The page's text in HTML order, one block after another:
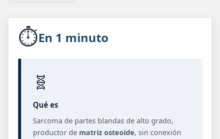
⏱️En 1 minuto
🧬
Qué es
Sarcoma de partes blandas de alto grado,
productor de matriz osteoide, sin conexión